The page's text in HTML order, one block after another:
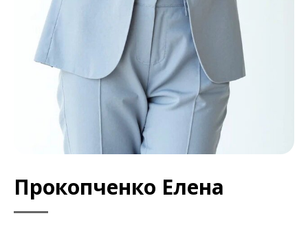
Прокопченко Елена